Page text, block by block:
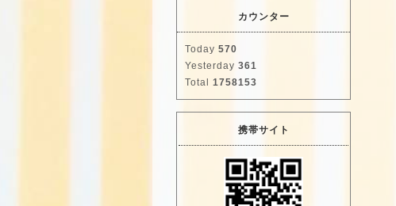
カウンター
Today 570
Yesterday 361
Total 1758153
携帯サイト